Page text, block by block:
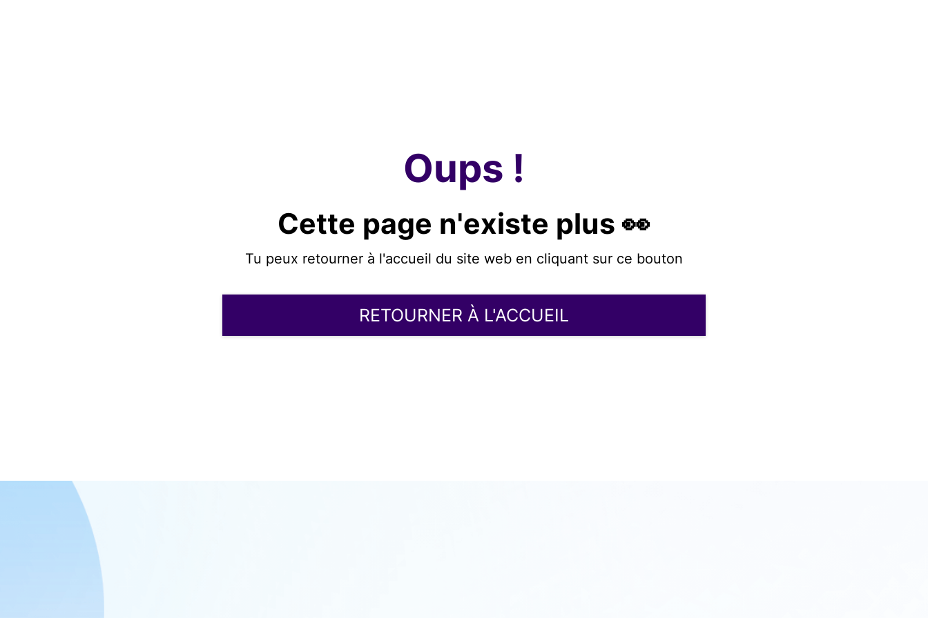
Oups !
Cette page n'existe plus 👀
Tu peux retourner à l'accueil du site web en cliquant sur ce bouton
RETOURNER À L'ACCUEIL